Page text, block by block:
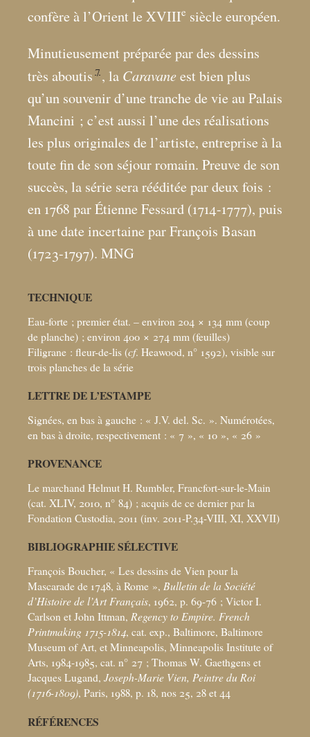
confère à l’Orient le XVIIIe siècle européen.
Minutieusement préparée par des dessins
très aboutis 7 , la Caravaneest bien plus
qu’un souvenir d’une tranche de vie au Palais
Mancini ; c’est aussi l’une des réalisations
les plus originales de l’artiste, entreprise à la
toute fin de son séjour romain. Preuve de son
succès, la série sera rééditée par deux fois :
en 1768 par Étienne Fessard (1714-1777), puis
à une date incertaine par François Basan
(1723-1797). MNG
TECHNIQUE
Eau-forte ; premier état. – environ 204 × 134 mm (coup
de planche) ; environ 400 × 274 mm (feuilles)
Filigrane : fleur-de-lis (cf. Heawood, n° 1592), visible sur
trois planches de la série
LETTRE DE L’ESTAMPE
Signées, en bas à gauche : « J.V. del. Sc. ». Numérotées,
en bas à droite, respectivement : « 7 », « 10 », « 26 »
PROVENANCE
Le marchand Helmut H. Rumbler, Francfort-sur-le-Main
(cat. XLIV, 2010, n° 84) ; acquis de ce dernier par la
Fondation Custodia, 2011 (inv. 2011-P.34-VIII, XI, XXVII)
BIBLIOGRAPHIE SÉLECTIVE
François Boucher, « Les dessins de Vien pour la
Mascarade de 1748, à Rome », Bulletin de la Société
d’Histoire de l’Art Français, 1962, p. 69-76 ; Victor I.
Carlson et John Ittman, Regency to Empire. French
Printmaking 1715-1814, cat. exp., Baltimore, Baltimore
Museum of Art, et Minneapolis, Minneapolis Institute of
Arts, 1984-1985, cat. n° 27 ; Thomas W. Gaethgens et
Jacques Lugand, Joseph-Marie Vien, Peintre du Roi
(1716-1809), Paris, 1988, p. 18, nos 25, 28 et 44
RÉFÉRENCES